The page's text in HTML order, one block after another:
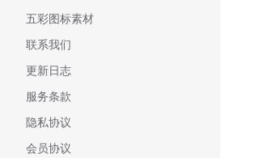
五彩图标素材
联系我们
更新日志
服务条款
隐私协议
会员协议